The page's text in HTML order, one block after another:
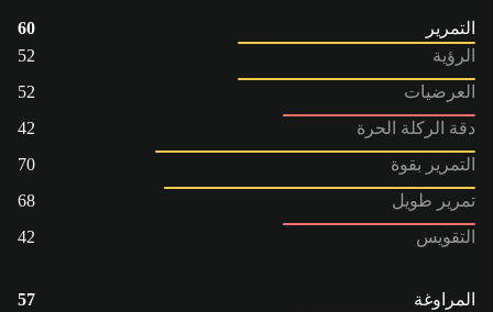
التمرير
60
الرؤية
52
العرضيات
52
دقة الركلة الحرة
42
التمرير بقوة
70
تمرير طويل
68
التقويس
42
المراوغة
57